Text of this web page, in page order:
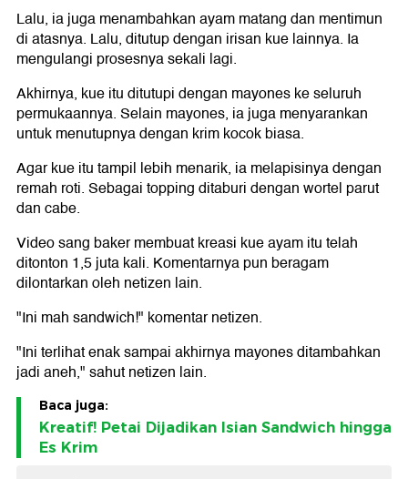
Lalu, ia juga menambahkan ayam matang dan mentimun
di atasnya. Lalu, ditutup dengan irisan kue lainnya. Ia
mengulangi prosesnya sekali lagi.
Akhirnya, kue itu ditutupi dengan mayones ke seluruh
permukaannya. Selain mayones, ia juga menyarankan
untuk menutupnya dengan krim kocok biasa.
Agar kue itu tampil lebih menarik, ia melapisinya dengan
remah roti. Sebagai topping ditaburi dengan wortel parut
dan cabe.
Video sang baker membuat kreasi kue ayam itu telah
ditonton 1,5 juta kali. Komentarnya pun beragam
dilontarkan oleh netizen lain.
"Ini mah sandwich!" komentar netizen.
"Ini terlihat enak sampai akhirnya mayones ditambahkan
jadi aneh," sahut netizen lain.
Baca juga:
Kreatif! Petai Dijadikan Isian Sandwich hingga
Es Krim